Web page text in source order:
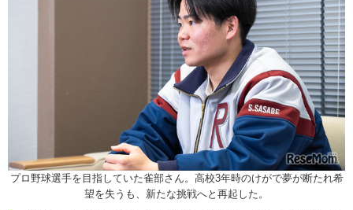
プロ野球選手を目指していた雀部さん。高校3年時のけがで夢が断たれ希
望を失うも、新たな挑戦へと再起した。